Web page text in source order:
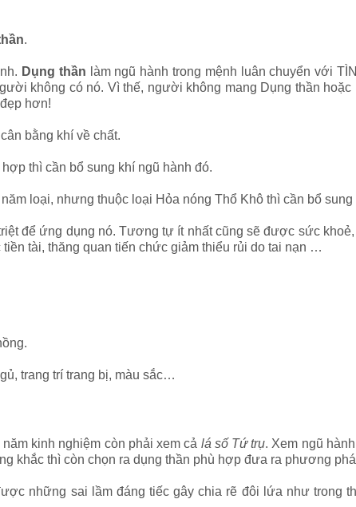
.
Dụng thần làm ngũ hành trong mệnh luân chuyển với
không có nó. Vì thế, người không mang Dụng thần
hơn!
bằng khí về chất.
thì cần bổ sung khí ngũ hành đó.
loại, nhưng thuộc loại Hỏa nóng Thổ Khô thì cần bổ
để ứng dụng nó. Tương tự ít nhất cũng sẽ được sức
tài, thăng quan tiến chức giảm thiểu rủi do tai nạn …
trang trí trang bị, màu sắc…
kinh nghiệm còn phải xem cả lá số Tứ trụ. Xem ngũ
khắc thì còn chọn ra dụng thần phù hợp đưa ra phương
những sai lầm đáng tiếc gây chia rẽ đôi lứa như trong